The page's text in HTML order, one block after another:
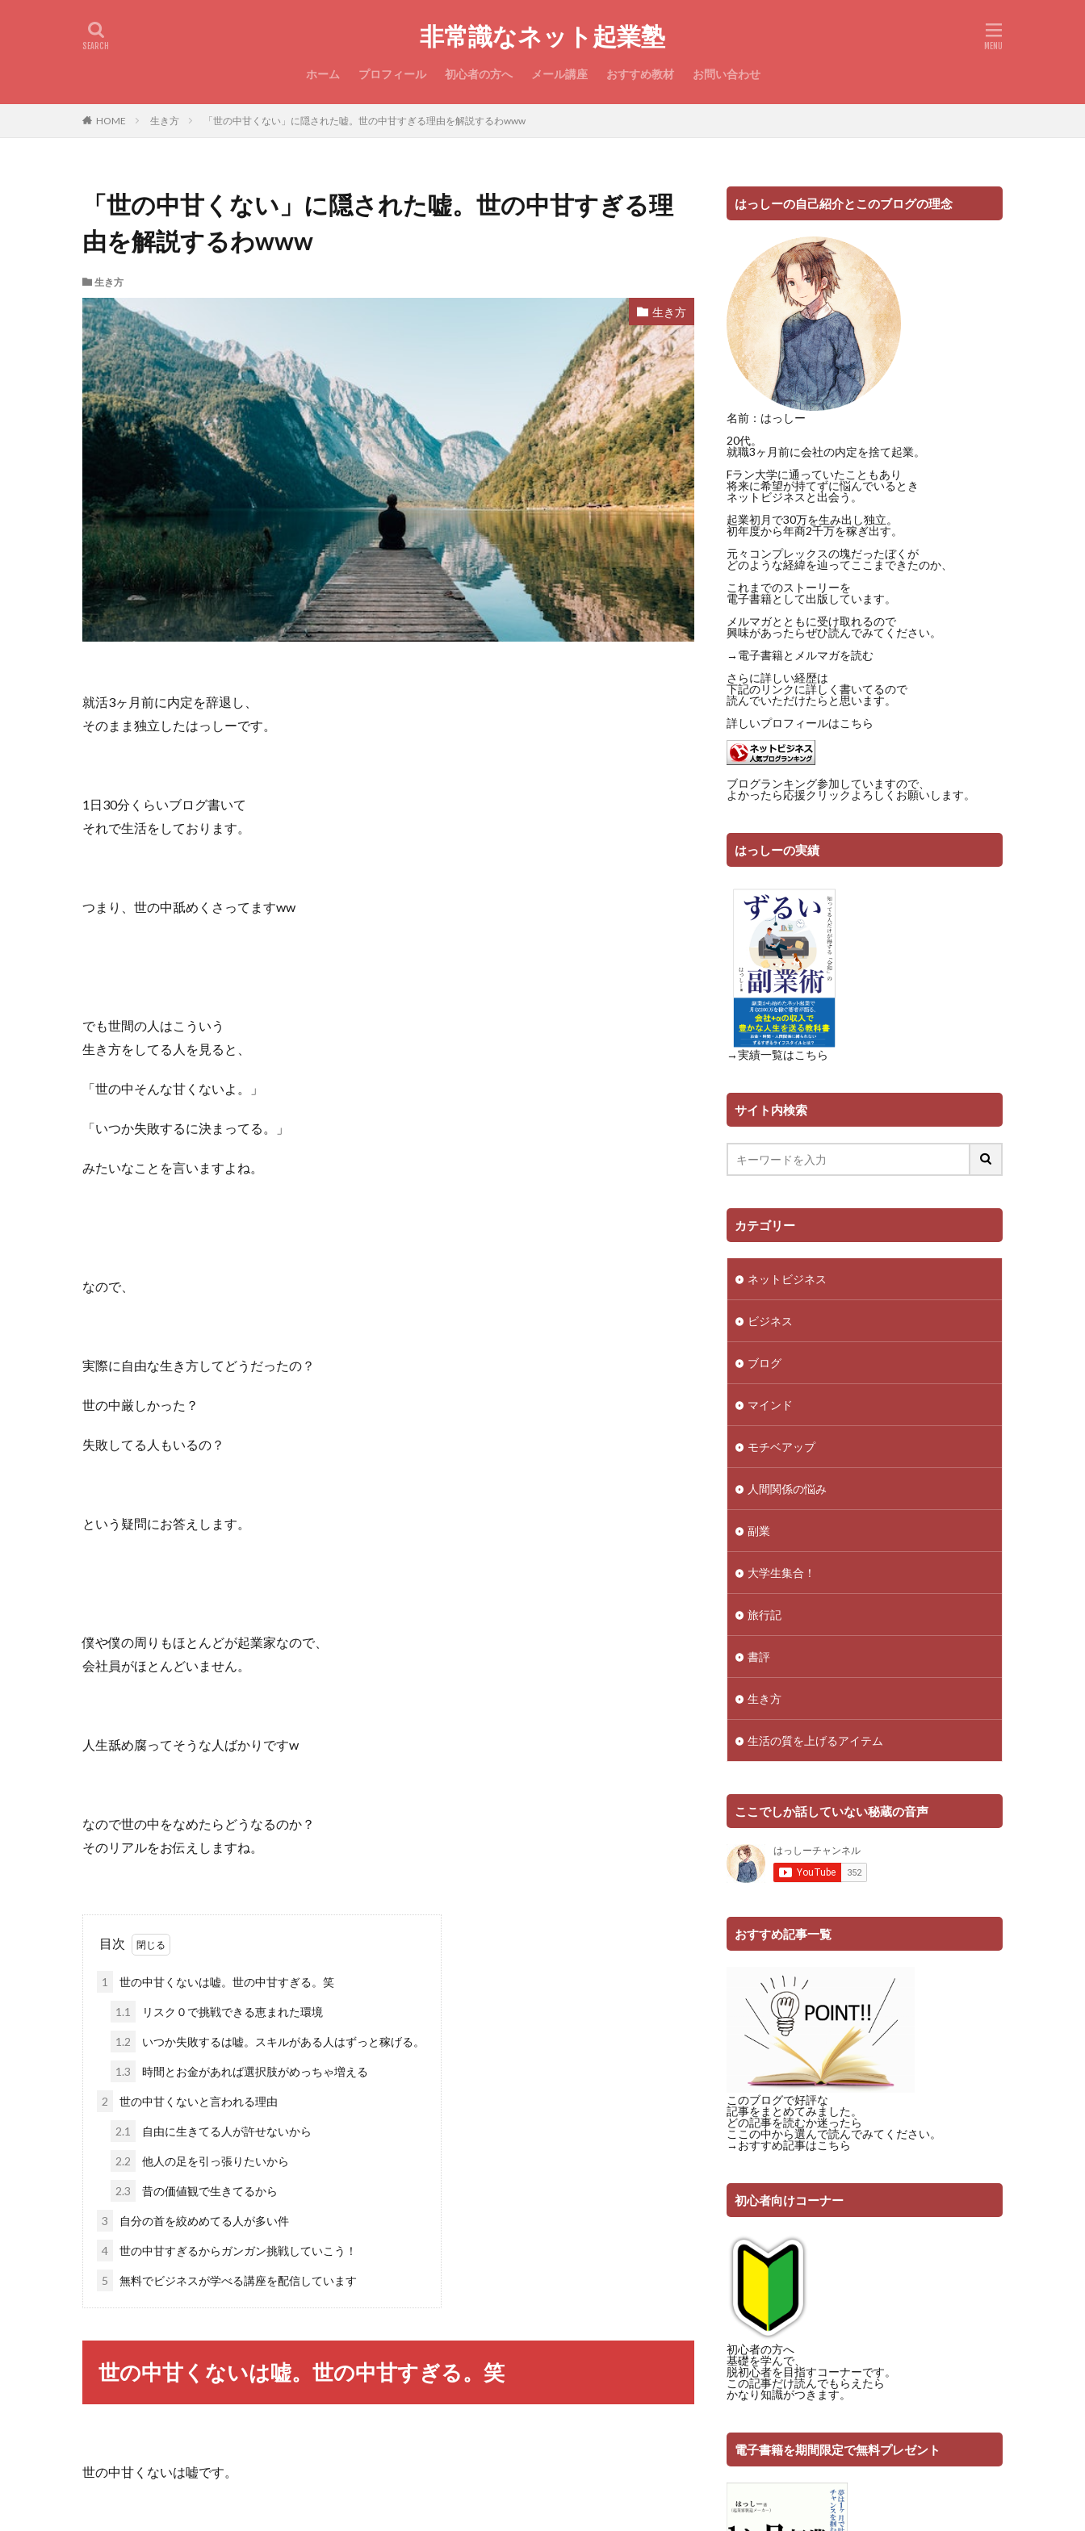
非常識なネット起業塾
ホーム プロフィール 初心者の方へ メール講座 おすすめ教材 お問い合わせ
HOME 生き方 「世の中甘くない」に隠された嘘。世の中甘すぎる理由を解説するわwww
「世の中甘くない」に隠された嘘。世の中甘すぎる理
由を解説するわwww
生き方
生き方
就活3ヶ月前に内定を辞退し、
そのまま独立したはっしーです。
1日30分くらいブログ書いて
それで生活をしております。
つまり、世の中舐めくさってますww
でも世間の人はこういう
生き方をしてる人を見ると、
「世の中そんな甘くないよ。」
「いつか失敗するに決まってる。」
みたいなことを言いますよね。
なので、
実際に自由な生き方してどうだったの？
世の中厳しかった？
失敗してる人もいるの？
という疑問にお答えします。
僕や僕の周りもほとんどが起業家なので、
会社員がほとんどいません。
人生舐め腐ってそうな人ばかりですw
なので世の中をなめたらどうなるのか？
そのリアルをお伝えしますね。
目次
1 世の中甘くないは嘘。世の中甘すぎる。笑
1.1 リスク０で挑戦できる恵まれた環境
1.2 いつか失敗するは嘘。スキルがある人はずっと稼げる。
1.3 時間とお金があれば選択肢がめっちゃ増える
2 世の中甘くないと言われる理由
2.1 自由に生きてる人が許せないから
2.2 他人の足を引っ張りたいから
2.3 昔の価値観で生きてるから
3 自分の首を絞めめてる人が多い件
4 世の中甘すぎるからガンガン挑戦していこう！
5 無料でビジネスが学べる講座を配信しています
世の中甘くないは嘘。世の中甘すぎる。笑
世の中甘くないは嘘です。
はっしーの自己紹介とこのブログの理念
名前：はっしー
20代。
就職3ヶ月前に会社の内定を捨て起業。
Fラン大学に通っていたこともあり
将来に希望が持てずに悩んでいるとき
ネットビジネスと出会う。
起業初月で30万を生み出し独立。
初年度から年商2千万を稼ぎ出す。
元々コンプレックスの塊だったぼくが
どのような経緯を辿ってここまできたのか、
これまでのストーリーを
電子書籍として出版しています。
メルマガとともに受け取れるので
興味があったらぜひ読んでみてください。
→電子書籍とメルマガを読む
さらに詳しい経歴は
下記のリンクに詳しく書いてるので
読んでいただけたらと思います。
詳しいプロフィールはこちら
ブログランキング参加していますので、
よかったら応援クリックよろしくお願いします。
はっしーの実績
→実績一覧はこちら
サイト内検索
カテゴリー
ネットビジネス
ビジネス
ブログ
マインド
モチベアップ
人間関係の悩み
副業
大学生集合！
旅行記
書評
生き方
生活の質を上げるアイテム
ここでしか話していない秘蔵の音声
おすすめ記事一覧
このブログで好評な
記事をまとめてみました。
どの記事を読むか迷ったら
ここの中から選んで読んでみてください。
→ おすすめ記事はこちら
初心者向けコーナー
初心者の方へ
基礎を学んで、
脱初心者を目指すコーナーです。
この記事だけ読んでもらえたら
かなり知識がつきます。
電子書籍を期間限定で無料プレゼント